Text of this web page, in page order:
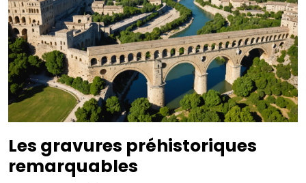
Les gravures préhistoriques
remarquables